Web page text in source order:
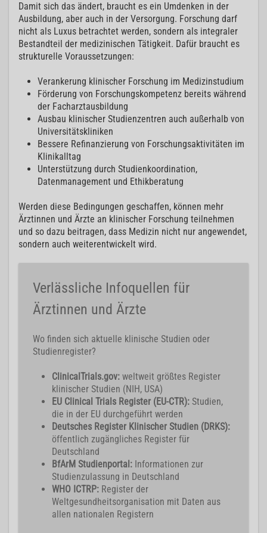
Damit sich das ändert, braucht es ein Umdenken in der
Ausbildung, aber auch in der Versorgung. Forschung darf
nicht als Luxus betrachtet werden, sondern als integraler
Bestandteil der medizinischen Tätigkeit. Dafür braucht es
strukturelle Voraussetzungen:
Verankerung klinischer Forschung im Medizinstudium
Förderung von Forschungskompetenz bereits während
der Facharztausbildung
Ausbau klinischer Studienzentren auch außerhalb von
Universitätskliniken
Bessere Refinanzierung von Forschungsaktivitäten im
Klinikalltag
Unterstützung durch Studienkoordination,
Datenmanagement und Ethikberatung
Werden diese Bedingungen geschaffen, können mehr
Ärztinnen und Ärzte an klinischer Forschung teilnehmen
und so dazu beitragen, dass Medizin nicht nur angewendet,
sondern auch weiterentwickelt wird.
Verlässliche Infoquellen für
Ärztinnen und Ärzte
Wo finden sich aktuelle klinische Studien oder
Studienregister?
ClinicalTrials.gov: weltweit größtes Register
klinischer Studien (NIH, USA)
EU Clinical Trials Register (EU-CTR): Studien,
die in der EU durchgeführt werden
Deutsches Register Klinischer Studien (DRKS):
öffentlich zugängliches Register für
Deutschland
BfArM Studienportal: Informationen zur
Studienzulassung in Deutschland
WHO ICTRP: Register der
Weltgesundheitsorganisation mit Daten aus
allen nationalen Registern